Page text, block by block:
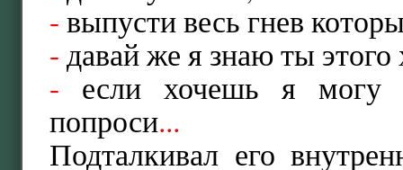
-выпусти весь гнев
-давай же я знаю ты
- если хочешь я могу
попроси...
Подталкивал его